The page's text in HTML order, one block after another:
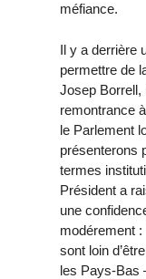
méfiance.
Il y a derrière
permettre de
Josep Borrell,
remontrance
le Parlement
présenterons
termes
Président a
une
modérement
sont loin
les Pays-Bas